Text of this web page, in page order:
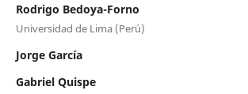
Rodrigo Bedoya-Forno
Universidad de Lima (Perú)
Jorge García
Gabriel Quispe